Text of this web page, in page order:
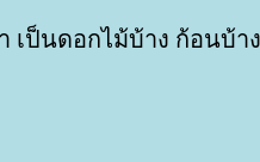
เป็นดอกไม้บ้าง ก้อนบ้าง